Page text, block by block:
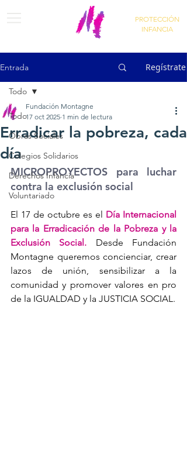
PROTECCIÓN
INFANCIA
Entrada Regístrate
Todo
Obras Sociales
Colegios Solidarios
Derechos Infancia
Voluntariado
Todo
Erradicar la pobreza, cada
día
Fundación Montagne
17 oct 2025 1 min de lectura
MICROPROYECTOS para luchar
contra la exclusión social
El 17 de octubre es el Día Internacional
para la Erradicación de la Pobreza y la
Exclusión Social. Desde Fundación
Montagne queremos concienciar, crear
lazos de unión, sensibilizar a la
comunidad y promover valores en pro
de la IGUALDAD y la JUSTICIA SOCIAL.